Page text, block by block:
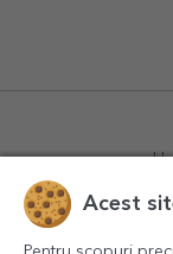
powered
Acest